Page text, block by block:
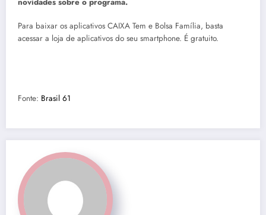
Para baixar os aplicativos CAIXA Tem e Bolsa Família, basta
acessar a loja de aplicativos do seu smartphone. É gratuito.
Fonte: Brasil 61